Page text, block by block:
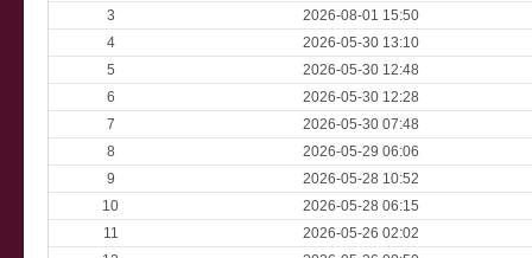
3
2026-08-01 15:50
4
2026-05-30 13:10
5
2026-05-30 12:48
6
2026-05-30 12:28
7
2026-05-30 07:48
8
2026-05-29 06:06
9
2026-05-28 10:52
10
2026-05-28 06:15
11
2026-05-26 02:02